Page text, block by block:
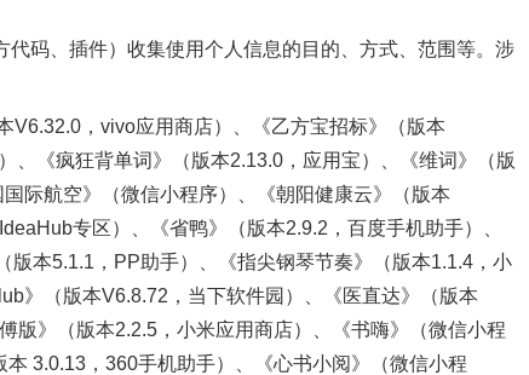
码、插件）收集使用个人信息的目的、方式、范围等。涉
，vivo应用商店）、《乙方宝招标》（版本
《疯狂背单词》（版本2.13.0，应用宝）、《维词》（版
际航空》（微信小程序）、《朝阳健康云》（版本
专区）、《省鸭》（版本2.9.2，百度手机助手）、
版本5.1.1，PP助手）、《指尖钢琴节奏》（版本1.1.4，小
》（版本V6.8.72，当下软件园）、《医直达》（版本
版》（版本2.2.5，小米应用商店）、《书嗨》（微信小程
3.0.13，360手机助手）、《心书小阅》（微信小程